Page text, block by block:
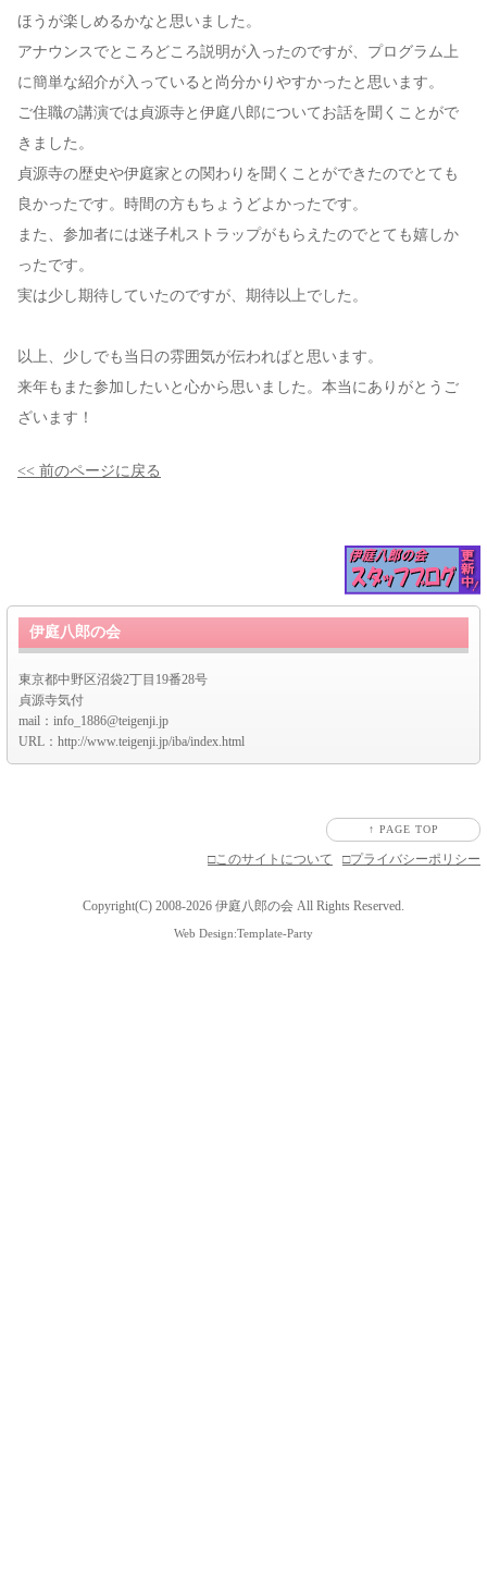
ほうが楽しめるかなと思いました。
アナウンスでところどころ説明が入ったのですが、プログラム上
に簡単な紹介が入っていると尚分かりやすかったと思います。
ご住職の講演では貞源寺と伊庭八郎についてお話を聞くことがで
きました。
貞源寺の歴史や伊庭家との関わりを聞くことができたのでとても
良かったです。時間の方もちょうどよかったです。
また、参加者には迷子札ストラップがもらえたのでとても嬉しか
ったです。
実は少し期待していたのですが、期待以上でした。
以上、少しでも当日の雰囲気が伝わればと思います。
来年もまた参加したいと心から思いました。本当にありがとうご
ざいます！
<< 前のページに戻る
伊庭八郎の会
東京都中野区沼袋2丁目19番28号
貞源寺気付
mail：info_1886@teigenji.jp
URL：http://www.teigenji.jp/iba/index.html
↑ PAGE TOP
□このサイトについて □プライバシーポリシー
Copyright(C) 2008-2026 伊庭八郎の会 All Rights Reserved.
Web Design:Template-Party